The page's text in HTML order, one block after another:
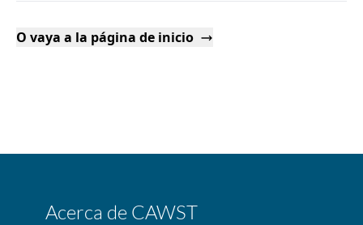
O vaya a la página de inicio
Acerca de CAWST